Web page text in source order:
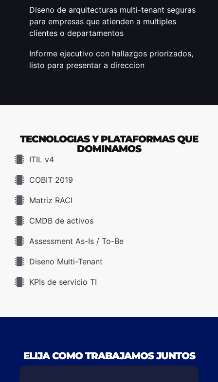
Diseno de arquitecturas multi-tenant seguras
para empresas que atienden a multiples
clientes o departamentos
Informe ejecutivo con hallazgos priorizados,
listo para presentar a direccion
TECNOLOGIAS Y PLATAFORMAS QUE
DOMINAMOS
ITIL v4
COBIT 2019
Matriz RACI
CMDB de activos
Assessment As-Is / To-Be
Diseno Multi-Tenant
KPIs de servicio TI
ELIJA COMO TRABAJAMOS JUNTOS